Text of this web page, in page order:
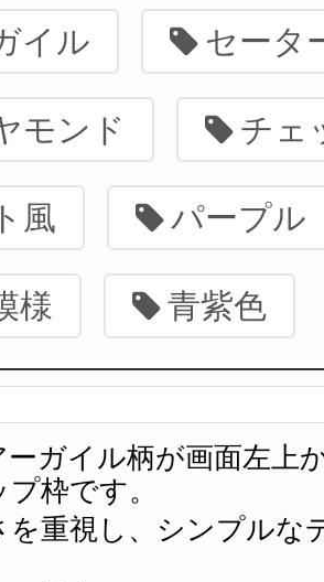
イル セータ
モンド チェ
風 パープル
様 青紫色
ーガイル柄が画面左上
枠です。
を重視し、シンプルな